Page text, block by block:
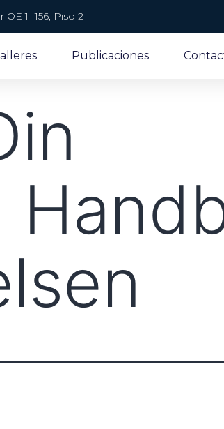
1- 156, Piso 2
Publicaciones